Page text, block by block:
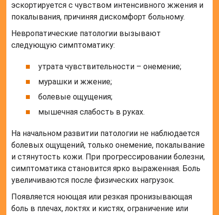
эскортируется с чувством интенсивного жжения и
покалывания, причиняя дискомфорт больному.
Невропатические патологии вызывают
следующую симптоматику:
утрата чувствительности – онемение;
мурашки и жжение;
болевые ощущения;
мышечная слабость в руках.
На начальном развитии патологии не наблюдается
болевых ощущений, только онемение, покалывание
и стянутость кожи. При прогрессировании болезни,
симптоматика становится ярко выраженная. Боль
увеличиваются после физических нагрузок.
Появляется ноющая или резкая пронизывающая
боль в плечах, локтях и кистях, ограничение или